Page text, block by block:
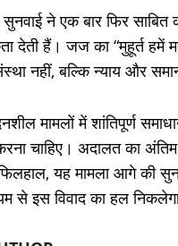
ने एक बार फिर साबित
देती हैं। जज का “मुहूर्त हमें
नहीं, बल्कि न्याय और
मामलों में शांतिपूर्ण
चाहिए। अदालत का
फिलहाल, यह मामला आगे की
से इस विवाद का हल